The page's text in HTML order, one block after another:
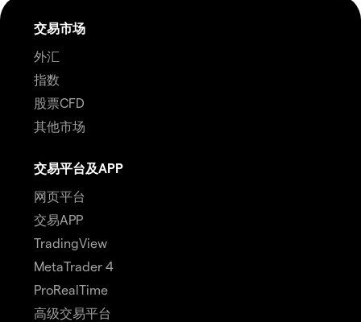
交易市场
外汇
指数
股票CFD
其他市场
交易平台及APP
网页平台
交易APP
TradingView
MetaTrader 4
ProRealTime
高级交易平台